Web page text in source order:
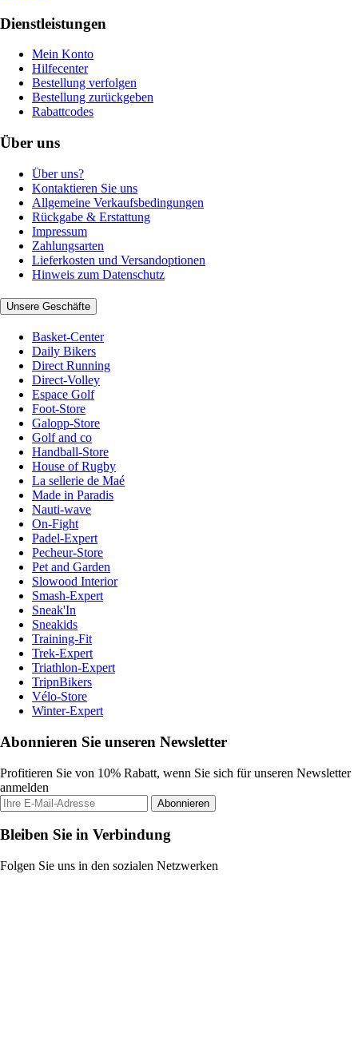
Dienstleistungen
Mein Konto
Hilfecenter
Bestellung verfolgen
Bestellung zurückgeben
Rabattcodes
Über uns
Über uns?
Kontaktieren Sie uns
Allgemeine Verkaufsbedingungen
Rückgabe & Erstattung
Impressum
Zahlungsarten
Lieferkosten und Versandoptionen
Hinweis zum Datenschutz
Unsere Geschäfte
Basket-Center
Daily Bikers
Direct Running
Direct-Volley
Espace Golf
Foot-Store
Galopp-Store
Golf and co
Handball-Store
House of Rugby
La sellerie de Maé
Made in Paradis
Nauti-wave
On-Fight
Padel-Expert
Pecheur-Store
Pet and Garden
Slowood Interior
Smash-Expert
Sneak'In
Sneakids
Training-Fit
Trek-Expert
Triathlon-Expert
TripnBikers
Vélo-Store
Winter-Expert
Abonnieren Sie unseren Newsletter
Profitieren Sie von 10% Rabatt, wenn Sie sich für unseren Newsletter
anmelden
Abonnieren
Bleiben Sie in Verbindung
Folgen Sie uns in den sozialen Netzwerken